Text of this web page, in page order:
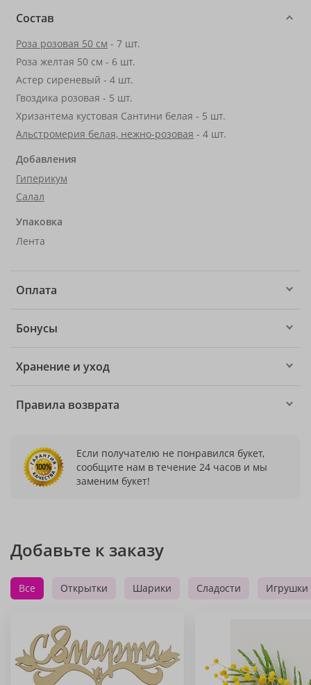
Состав
Роза розовая 50 см - 7 шт.
Роза желтая 50 см - 6 шт.
Астер сиреневый - 4 шт.
Гвоздика розовая - 5 шт.
Хризантема кустовая Сантини белая - 5 шт.
Альстромерия белая, нежно-розовая - 4 шт.
Добавления
Гиперикум
Салал
Упаковка
Лента
Оплата
Бонусы
Хранение и уход
Правила возврата
Если получателю не понравился букет,
сообщите нам в течение 24 часов и мы
заменим букет!
Добавьте к заказу
Все Открытки Шарики Сладости Игрушки